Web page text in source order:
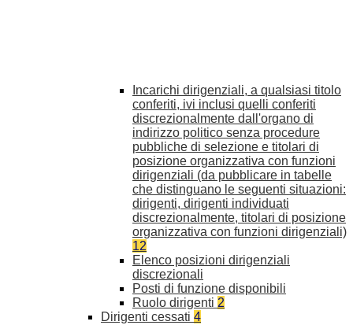
Incarichi dirigenziali, a qualsiasi titolo
conferiti, ivi inclusi quelli conferiti
discrezionalmente dall'organo di
indirizzo politico senza procedure
pubbliche di selezione e titolari di
posizione organizzativa con funzioni
dirigenziali (da pubblicare in tabelle
che distinguano le seguenti situazioni:
dirigenti, dirigenti individuati
discrezionalmente, titolari di posizione
organizzativa con funzioni dirigenziali)
12
Elenco posizioni dirigenziali
discrezionali
Posti di funzione disponibili
Ruolo dirigenti 2
Dirigenti cessati 4